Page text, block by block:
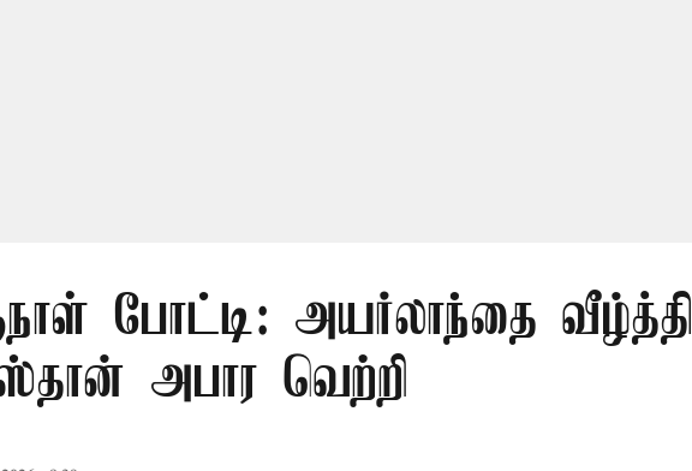
போட்டி: அயர்லாந்தை வீழ்த்தி
அபார வெற்றி